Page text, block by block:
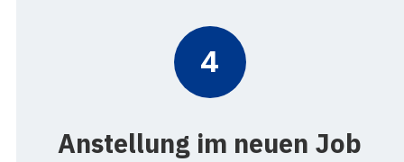
4
Anstellung im neuen Job